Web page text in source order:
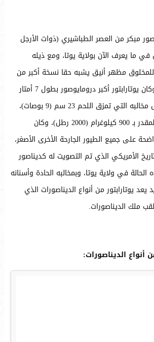
مبكر من العصر الطباشيري (ذوات الأرجل
ما يعرف الآن بولاية يوتا، ومع ذيله
مظهر أنيق يشبه حقا نسخة أكبر من
فيلوسيرابتور الشائع، وكان يوتارابتور أكبر درومايوصور بطول 7 أمتار
(23 قدما)، ويبلغ قياس مخالبه التي تمزق اللحم 23 سم (9 بوصات)،
وأضف إلى ذلك وزنه المقدر بـ 900 كيلوغرام (2000 رطل)، وكان
على جميع الطيور الجارحة الأخرى الأصغر،
الأمريكي الذي تم التصويت له كديناصور
في ولاية يوتا، وبمخالبه الحادة وأسنانه
يوتارابتور من أنواع الديناصورات الذي
ملك الديناصورات.